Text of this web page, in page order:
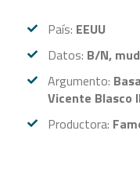
País: EEUU
Datos: B/N,
Argumento:
Vicente Blasco
Productora: